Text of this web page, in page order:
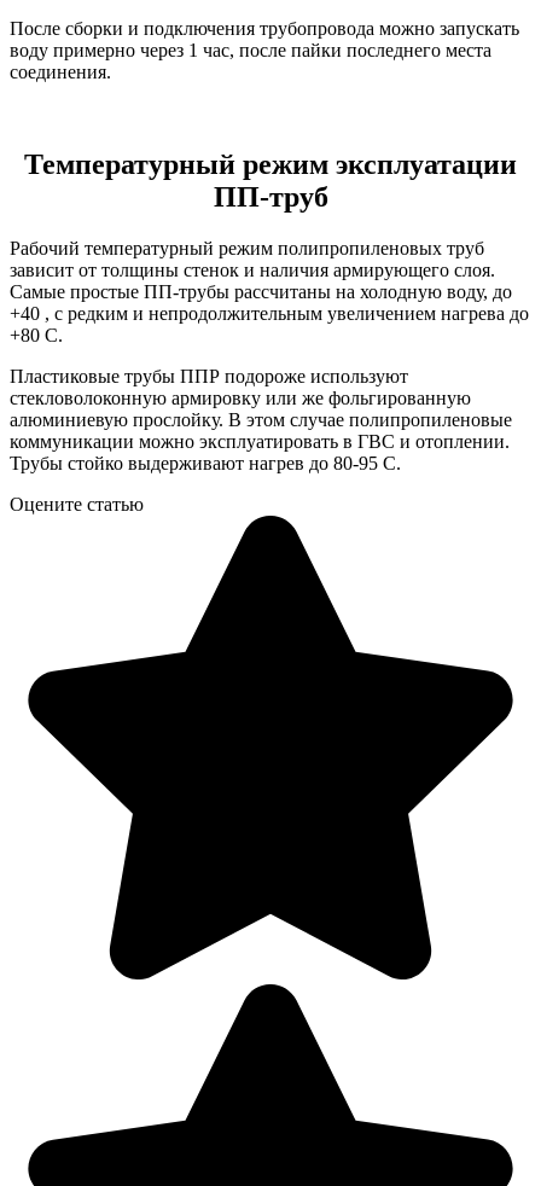
После сборки и подключения трубопровода можно запускать
воду примерно через 1 час, после пайки последнего места
соединения.
Температурный режим эксплуатации
ПП-труб
Рабочий температурный режим полипропиленовых труб
зависит от толщины стенок и наличия армирующего слоя.
Самые простые ПП-трубы рассчитаны на холодную воду, до
+40 , с редким и непродолжительным увеличением нагрева до
+80 С.
Пластиковые трубы ППР подороже используют
стекловолоконную армировку или же фольгированную
алюминиевую прослойку. В этом случае полипропиленовые
коммуникации можно эксплуатировать в ГВС и отоплении.
Трубы стойко выдерживают нагрев до 80-95 С.
Оцените статью